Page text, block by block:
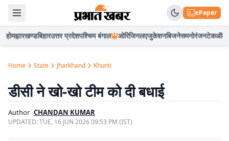
ePaper
होमझारखण्डबिहारउत्तर प्रदेशपश्चिम बंगाल ओरिजिनलएजुकेशनबिजनेसमनोरंजनटेकऑटो
Home State Jharkhand Khunti
डीसी ने खो-खो टीम को दी बधाई
Author CHANDAN KUMAR
UPDATED:TUE, 16 JUN 2026 09:53 PM (IST)